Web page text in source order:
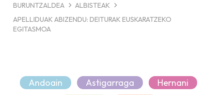
BURUNTZALDEA
ALBISTEAK
APELLIDUAK ABIZENDU: DEITURAK EUSKARATZEKO
EGITASMOA
Andoain Astigarraga
Hernani